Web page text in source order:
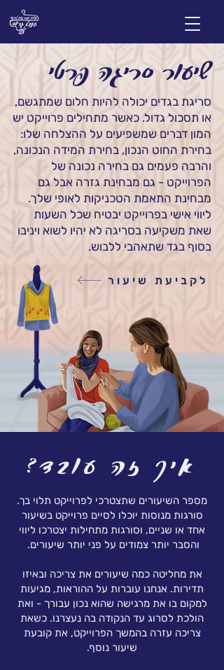
שיעור סריגה פרטי
סריגת בגדים יכולה להיות חלום שמתגשם,
או תסכול גדול. כאשר מתחילים פרוייקט יש
המון דברים שמשפיעים על ההצלחה שלו:
בחירת החוט הנכון, בחירת המידה הנכונה,
והרבה פעמים גם בחירה נכונה של
הפרוייקט - גם מבחינת גזרה אבל גם
מבחינת התאמת הטכניקות לאופי שלך.
ליווי אישי בפרוייקט יבטיח שכל השעות
שאת משקיעה בסריגה לא יהיו לשוא ויניבו
בסוף בגד שתאהבי ללבוש.
לקביעת שיעור
איך זה עובד?
מספר השיעורים שתצטרכי לפרוייקט תלוי בך.
סורגות מנוסות יוכלו לסיים פרוייקט בשיעור
אחד או שניים, וסורגות מתחילות יצטרכו ליווי
והסבר יותר צמודים על פני יותר שיעורים.
את מחליטה כמה שיעורים את צריכה ובאיזו
תדירות. אנחנו עוברות על ההוראות, מגיעות
למקום בו את מרגישה שהוא נכון עבורך - ואת
הולכת לסרוג עד הנקודה בה נעצרנו. כשאת
צריכה עזרה בהמשך הפרוייקט, את קובעת
שיעור נוסף.